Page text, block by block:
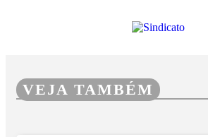
VEJA TAMBÉM